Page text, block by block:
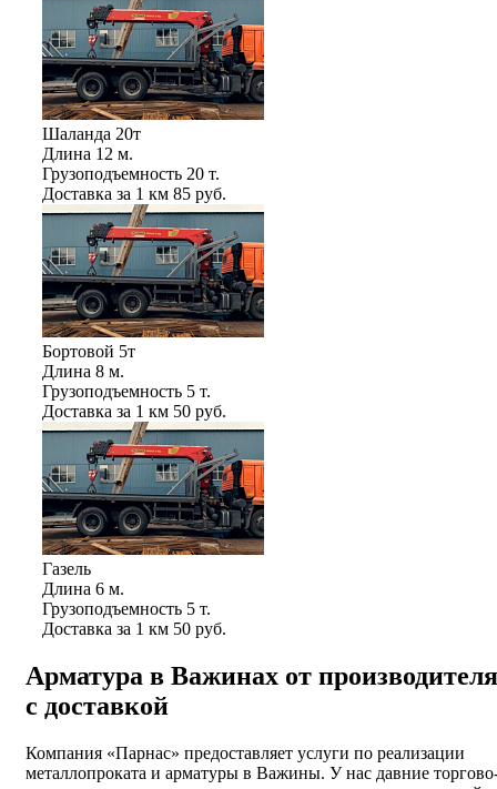
Шаланда 20т
Длина 12 м.
Грузоподъемность 20 т.
Доставка за 1 км 85 руб.
Бортовой 5т
Длина 8 м.
Грузоподъемность 5 т.
Доставка за 1 км 50 руб.
Газель
Длина 6 м.
Грузоподъемность 5 т.
Доставка за 1 км 50 руб.
Арматура в Важинах от производителя
с доставкой
Компания «Парнас» предоставляет услуги по реализации
металлопроката и арматуры в Важины. У нас давние